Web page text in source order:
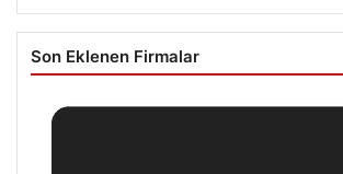
Son Eklenen Firmalar